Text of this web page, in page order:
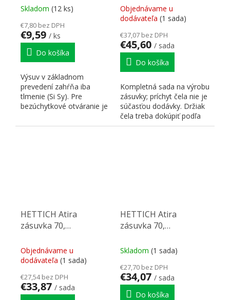
260mm/10kg, bok
Skladom (12 ks)
€7,80 bez DPH
€9,59 / ks
Do košíka
Výsuv v základnom
prevedení zahŕňa iba
tlmenie (Si Sy). Pre
bezúchytkové otváranie je
zodpovedajúci P2...
strieborná, SiSy
Objednávame u
dodávateľa (1 sada)
€37,07 bez DPH
€45,60 / sada
Do košíka
Kompletná sada na výrobu
zásuvky; príchyt čela nie je
súčasťou dodávky. Držiak
čela treba dokúpiť podľa
preferovaného...
HETTICH Atira
zásuvka 70,
strieborná, SiSy
Objednávame u
dodávateľa (1 sada)
€27,54 bez DPH
€33,87 / sada
HETTICH Atira
zásuvka 70,
SiSy
Skladom (1 sada)
€27,70 bez DPH
€34,07 / sada
Do košíka